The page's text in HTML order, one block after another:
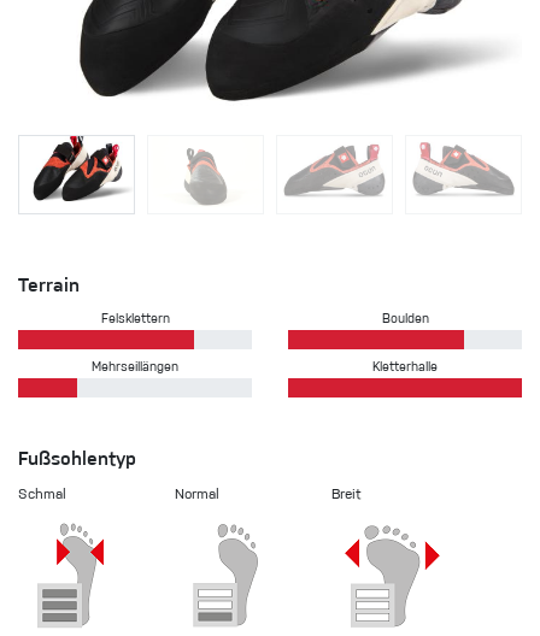
Terrain
Felsklettern Boulden
Mehrseillängen Kletterhalle
Fußsohlentyp
Schmal Normal Breit